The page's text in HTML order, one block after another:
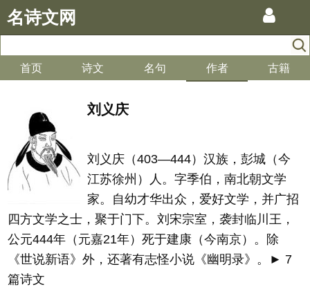
名诗文网
首页 诗文 名句 作者 古籍
刘义庆
刘义庆（403—444）汉族，彭城（今
江苏徐州）人。字季伯，南北朝文学
家。自幼才华出众，爱好文学，并广招
四方文学之士，聚于门下。刘宋宗室，袭封临川王，
公元444年（元嘉21年）死于建康（今南京）。除
《世说新语》外，还著有志怪小说《幽明录》。► 7
篇诗文